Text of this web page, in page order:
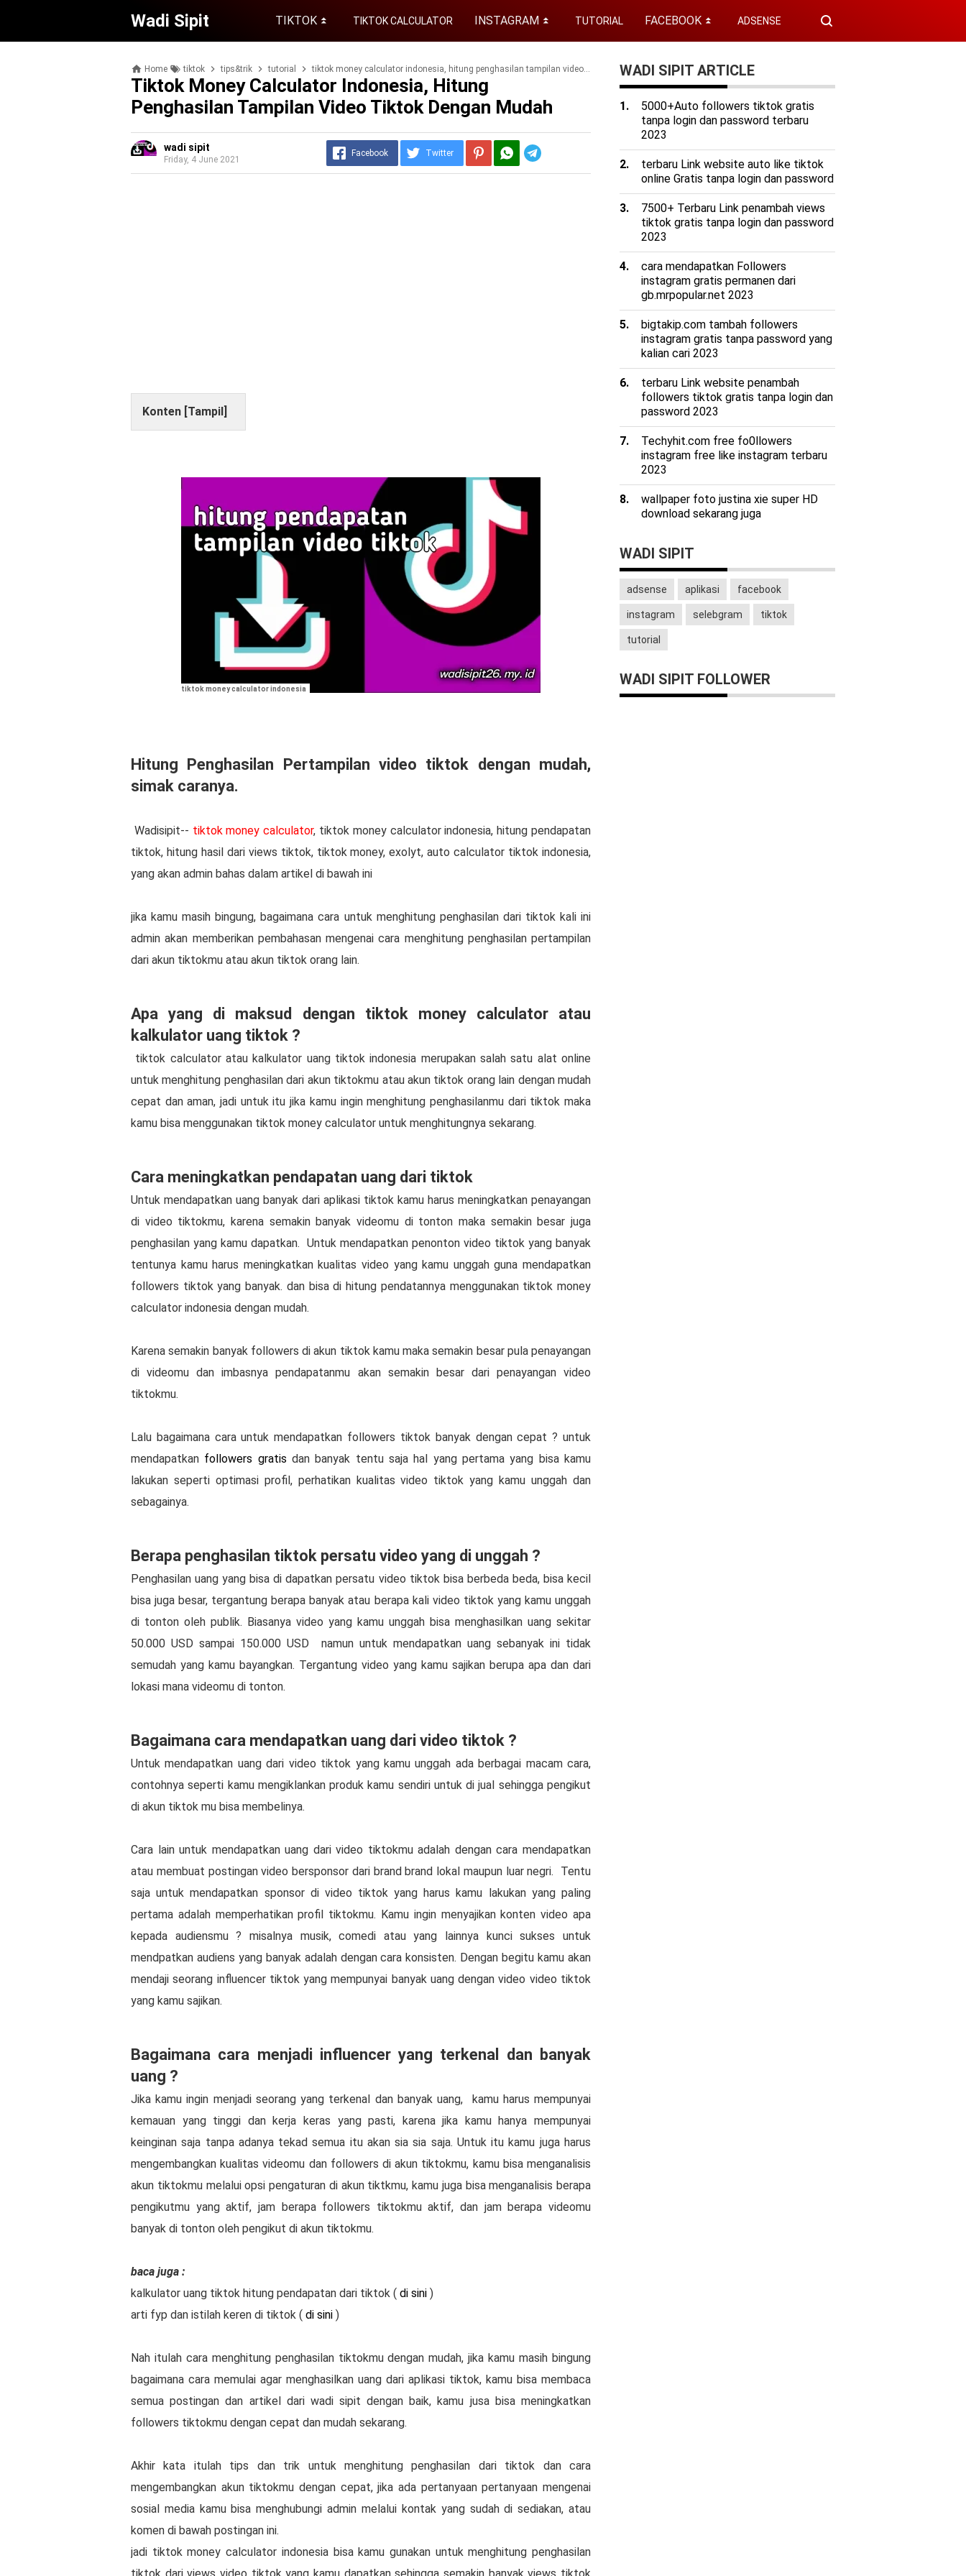
Wadi Sipit TIKTOK ⏬ TIKTOK CALCULATOR INSTAGRAM ⏬ TUTORIAL FACEBOOK ⏬ ADSENSE
Home tiktok tips&trik tutorial tiktok money calculator indonesia, hitung penghasilan tampilan video tiktok dengan mudah
Tiktok Money Calculator Indonesia, Hitung
Penghasilan Tampilan Video Tiktok Dengan Mudah
wadi sipit
Friday, 4 June 2021
Facebook Twitter
Konten [Tampil]
tiktok money calculator indonesia
Hitung Penghasilan Pertampilan video tiktok dengan mudah,
simak caranya.
Wadisipit-- tiktok money calculator, tiktok money calculator indonesia, hitung pendapatan
tiktok, hitung hasil dari views tiktok, tiktok money, exolyt, auto calculator tiktok indonesia,
yang akan admin bahas dalam artikel di bawah ini
jika kamu masih bingung, bagaimana cara untuk menghitung penghasilan dari tiktok kali ini
admin akan memberikan pembahasan mengenai cara menghitung penghasilan pertampilan
dari akun tiktokmu atau akun tiktok orang lain.
Apa yang di maksud dengan tiktok money calculator atau
kalkulator uang tiktok ?
tiktok calculator atau kalkulator uang tiktok indonesia merupakan salah satu alat online
untuk menghitung penghasilan dari akun tiktokmu atau akun tiktok orang lain dengan mudah
cepat dan aman, jadi untuk itu jika kamu ingin menghitung penghasilanmu dari tiktok maka
kamu bisa menggunakan tiktok money calculator untuk menghitungnya sekarang.
Cara meningkatkan pendapatan uang dari tiktok
Untuk mendapatkan uang banyak dari aplikasi tiktok kamu harus meningkatkan penayangan
di video tiktokmu, karena semakin banyak videomu di tonton maka semakin besar juga
penghasilan yang kamu dapatkan. Untuk mendapatkan penonton video tiktok yang banyak
tentunya kamu harus meningkatkan kualitas video yang kamu unggah guna mendapatkan
followers tiktok yang banyak. dan bisa di hitung pendatannya menggunakan tiktok money
calculator indonesia dengan mudah.
Karena semakin banyak followers di akun tiktok kamu maka semakin besar pula penayangan
di videomu dan imbasnya pendapatanmu akan semakin besar dari penayangan video
tiktokmu.
Lalu bagaimana cara untuk mendapatkan followers tiktok banyak dengan cepat ? untuk
mendapatkan followers gratis dan banyak tentu saja hal yang pertama yang bisa kamu
lakukan seperti optimasi profil, perhatikan kualitas video tiktok yang kamu unggah dan
sebagainya.
Berapa penghasilan tiktok persatu video yang di unggah ?
Penghasilan uang yang bisa di dapatkan persatu video tiktok bisa berbeda beda, bisa kecil
bisa juga besar, tergantung berapa banyak atau berapa kali video tiktok yang kamu unggah
di tonton oleh publik. Biasanya video yang kamu unggah bisa menghasilkan uang sekitar
50.000 USD sampai 150.000 USD
namun untuk mendapatkan uang sebanyak ini tidak
semudah yang kamu bayangkan. Tergantung video yang kamu sajikan berupa apa dan dari
lokasi mana videomu di tonton.
Bagaimana cara mendapatkan uang dari video tiktok ?
Untuk mendapatkan uang dari video tiktok yang kamu unggah ada berbagai macam cara,
contohnya seperti kamu mengiklankan produk kamu sendiri untuk di jual sehingga pengikut
di akun tiktok mu bisa membelinya.
Cara lain untuk mendapatkan uang dari video tiktokmu adalah dengan cara mendapatkan
atau membuat postingan video bersponsor dari brand brand lokal maupun luar negri.
Tentu
saja untuk mendapatkan sponsor di video tiktok yang harus kamu lakukan yang paling
pertama adalah memperhatikan profil tiktokmu. Kamu ingin menyajikan konten video apa
kepada audiensmu ? misalnya musik, comedi atau yang lainnya kunci sukses untuk
mendpatkan audiens yang banyak adalah dengan cara konsisten. Dengan begitu kamu akan
mendaji seorang influencer tiktok yang mempunyai banyak uang dengan video video tiktok
yang kamu sajikan.
Bagaimana cara menjadi influencer yang terkenal dan banyak
uang ?
Jika kamu ingin menjadi seorang yang terkenal dan banyak uang,
kamu harus mempunyai
kemauan yang tinggi dan kerja keras yang pasti, karena jika kamu hanya mempunyai
keinginan saja tanpa adanya tekad semua itu akan sia sia saja. Untuk itu kamu juga harus
mengembangkan kualitas videomu dan followers di akun tiktokmu, kamu bisa menganalisis
akun tiktokmu melalui opsi pengaturan di akun tiktkmu, kamu juga bisa menganalisis berapa
pengikutmu yang aktif, jam berapa followers tiktokmu aktif, dan jam berapa videomu
banyak di tonton oleh pengikut di akun tiktokmu.
baca juga :
kalkulator uang tiktok hitung pendapatan dari tiktok ( di sini )
arti fyp dan istilah keren di tiktok ( di sini )
Nah itulah cara menghitung penghasilan tiktokmu dengan mudah, jika kamu masih bingung
bagaimana cara memulai agar menghasilkan uang dari aplikasi tiktok, kamu bisa membaca
semua postingan dan artikel dari wadi sipit dengan baik, kamu jusa bisa meningkatkan
followers tiktokmu dengan cepat dan mudah sekarang.
Akhir kata itulah tips dan trik untuk menghitung penghasilan dari tiktok dan cara
mengembangkan akun tiktokmu dengan cepat, jika ada pertanyaan pertanyaan mengenai
sosial media kamu bisa menghubungi admin melalui kontak yang sudah di sediakan, atau
komen di bawah postingan ini.
jadi tiktok money calculator indonesia bisa kamu gunakan untuk menghitung penghasilan
WADI SIPIT ARTICLE
5000+Auto followers tiktok gratis
tanpa login dan password terbaru
2023
terbaru Link website auto like tiktok
online Gratis tanpa login dan password
7500+ Terbaru Link penambah views
tiktok gratis tanpa login dan password
2023
cara mendapatkan Followers
instagram gratis permanen dari
gb.mrpopular.net 2023
bigtakip.com tambah followers
instagram gratis tanpa password yang
kalian cari 2023
terbaru Link website penambah
followers tiktok gratis tanpa login dan
password 2023
Techyhit.com free fo0llowers
instagram free like instagram terbaru
2023
wallpaper foto justina xie super HD
download sekarang juga
WADI SIPIT
adsense aplikasi facebook
instagram selebgram tiktok
tutorial
WADI SIPIT FOLLOWER